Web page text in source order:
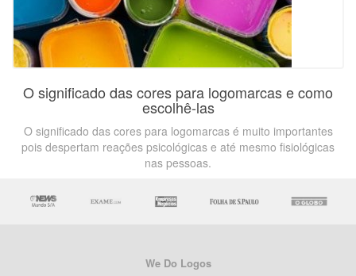
O significado das cores para logomarcas e como
escolhê-las
O significado das cores para logomarcas é muito importantes
pois despertam reações psicológicas e até mesmo fisiológicas
nas pessoas.
We Do Logos